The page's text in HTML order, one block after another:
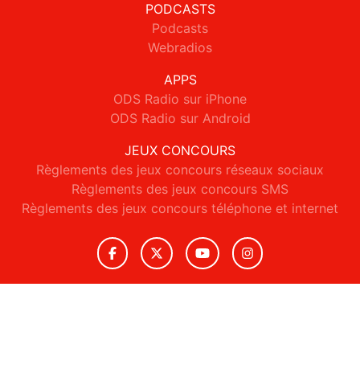
PODCASTS
Podcasts
Webradios
APPS
ODS Radio sur iPhone
ODS Radio sur Android
JEUX CONCOURS
Règlements des jeux concours réseaux sociaux
Règlements des jeux concours SMS
Règlements des jeux concours téléphone et internet